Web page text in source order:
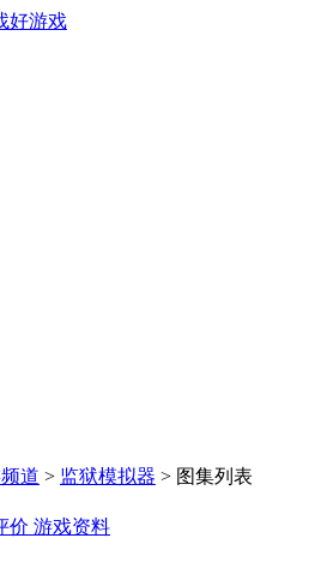
道 > 监狱模拟器 > 图集列表
价 游戏资料